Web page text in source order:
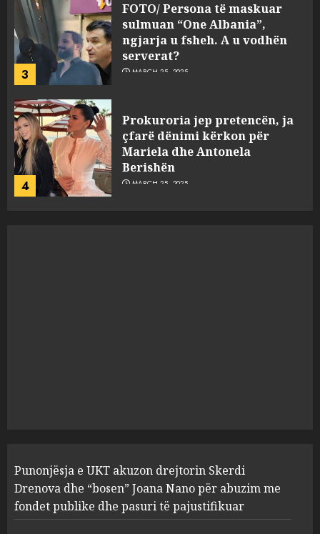
4
Prokuroria jep pretencën, ja
çfarë dënimi kërkon për
Mariela dhe Antonela
Berishën
MARCH 25, 2025
5
“Ai që drejtonte makinën më
ngjau me Talo Çelën”,
dëshmia e Nuredin Dumanit
flet për PERSONAT që e
plagosën!
3
sulmuan “One Albania”,
ngjarja u fsheh. A u vodhën
serverat?
MARCH 25, 2025
Punonjësja e UKT akuzon drejtorin Skerdi
Drenova dhe “bosen” Joana Nano për abuzim me
fondet publike dhe pasuri të pajustifikuar